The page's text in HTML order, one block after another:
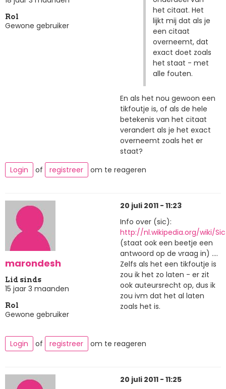
Rol
Gewone gebruiker
het citaat. Het
lijkt mij dat als je
een citaat
overneemt, dat
exact doet zoals
het staat - met
alle fouten.
En als het nou gewoon een
tikfoutje is, of als de hele
betekenis van het citaat
verandert als je het exact
overneemt zoals het er
staat?
Login
of registreer om te reageren
marondesh
Lid sinds
15 jaar 3 maanden
Rol
Gewone gebruiker
20 juli 2011 - 11:23
Info over (sic):
http://nl.wikipedia.org/wiki/
(staat ook een beetje een
antwoord op de vraag in) ....
Zelfs als het een tikfoutje is
zou ik het zo laten - er zit
ook auteursrecht op, dus ik
zou ivm dat het al laten
zoals het is.
Login of registreer om te reageren
20 juli 2011 - 11:25